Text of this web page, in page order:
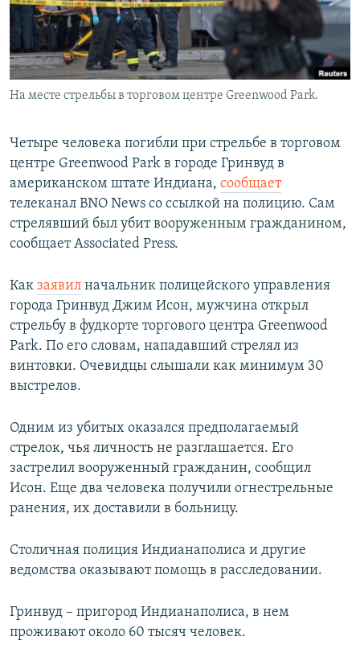
На месте стрельбы в торговом центре Greenwood Park.
Четыре человека погибли при стрельбе в торговом
центре Greenwood Park в городе Гринвуд в
американском штате Индиана, сообщает
телеканал BNO News со ссылкой на полицию. Сам
стрелявший был убит вооруженным гражданином,
сообщает Associated Press.
Как заявил начальник полицейского управления
города Гринвуд Джим Исон, мужчина открыл
стрельбу в фудкорте торгового центра Greenwood
Park. По его словам, нападавший стрелял из
винтовки. Очевидцы слышали как минимум 30
выстрелов.
Одним из убитых оказался предполагаемый
стрелок, чья личность не разглашается. Его
застрелил вооруженный гражданин, сообщил
Исон. Еще два человека получили огнестрельные
ранения, их доставили в больницу.
Столичная полиция Индианаполиса и другие
ведомства оказывают помощь в расследовании.
Гринвуд – пригород Индианаполиса, в нем
проживают около 60 тысяч человек.